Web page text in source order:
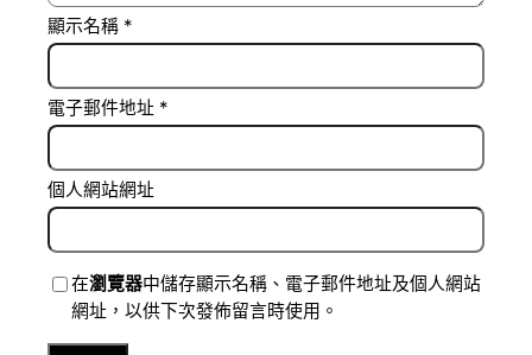
顯示名稱 *
電子郵件地址 *
個人網站網址
在瀏覽器中儲存顯示名稱、電子郵件地址及個人網站
網址，以供下次發佈留言時使用。